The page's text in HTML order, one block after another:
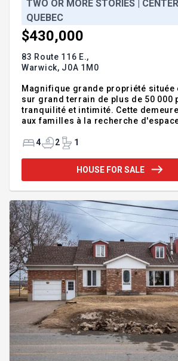
TWO OR MORE STORIES |
QUEBEC
$430,000
83 Route 116 E.,
Warwick, J0A 1M0
Magnifique grande propriété située
sur grand terrain de plus de 50 000
tranquilité et intimité. Cette
aux familles à la recherche
accueillant et lumineux, de belles
avoir 7 au total mais aucune
grosseur de l'installation septique.
28 p complète le tout. Située entre
Victoria
4 2 1
HOUSE FOR SALE